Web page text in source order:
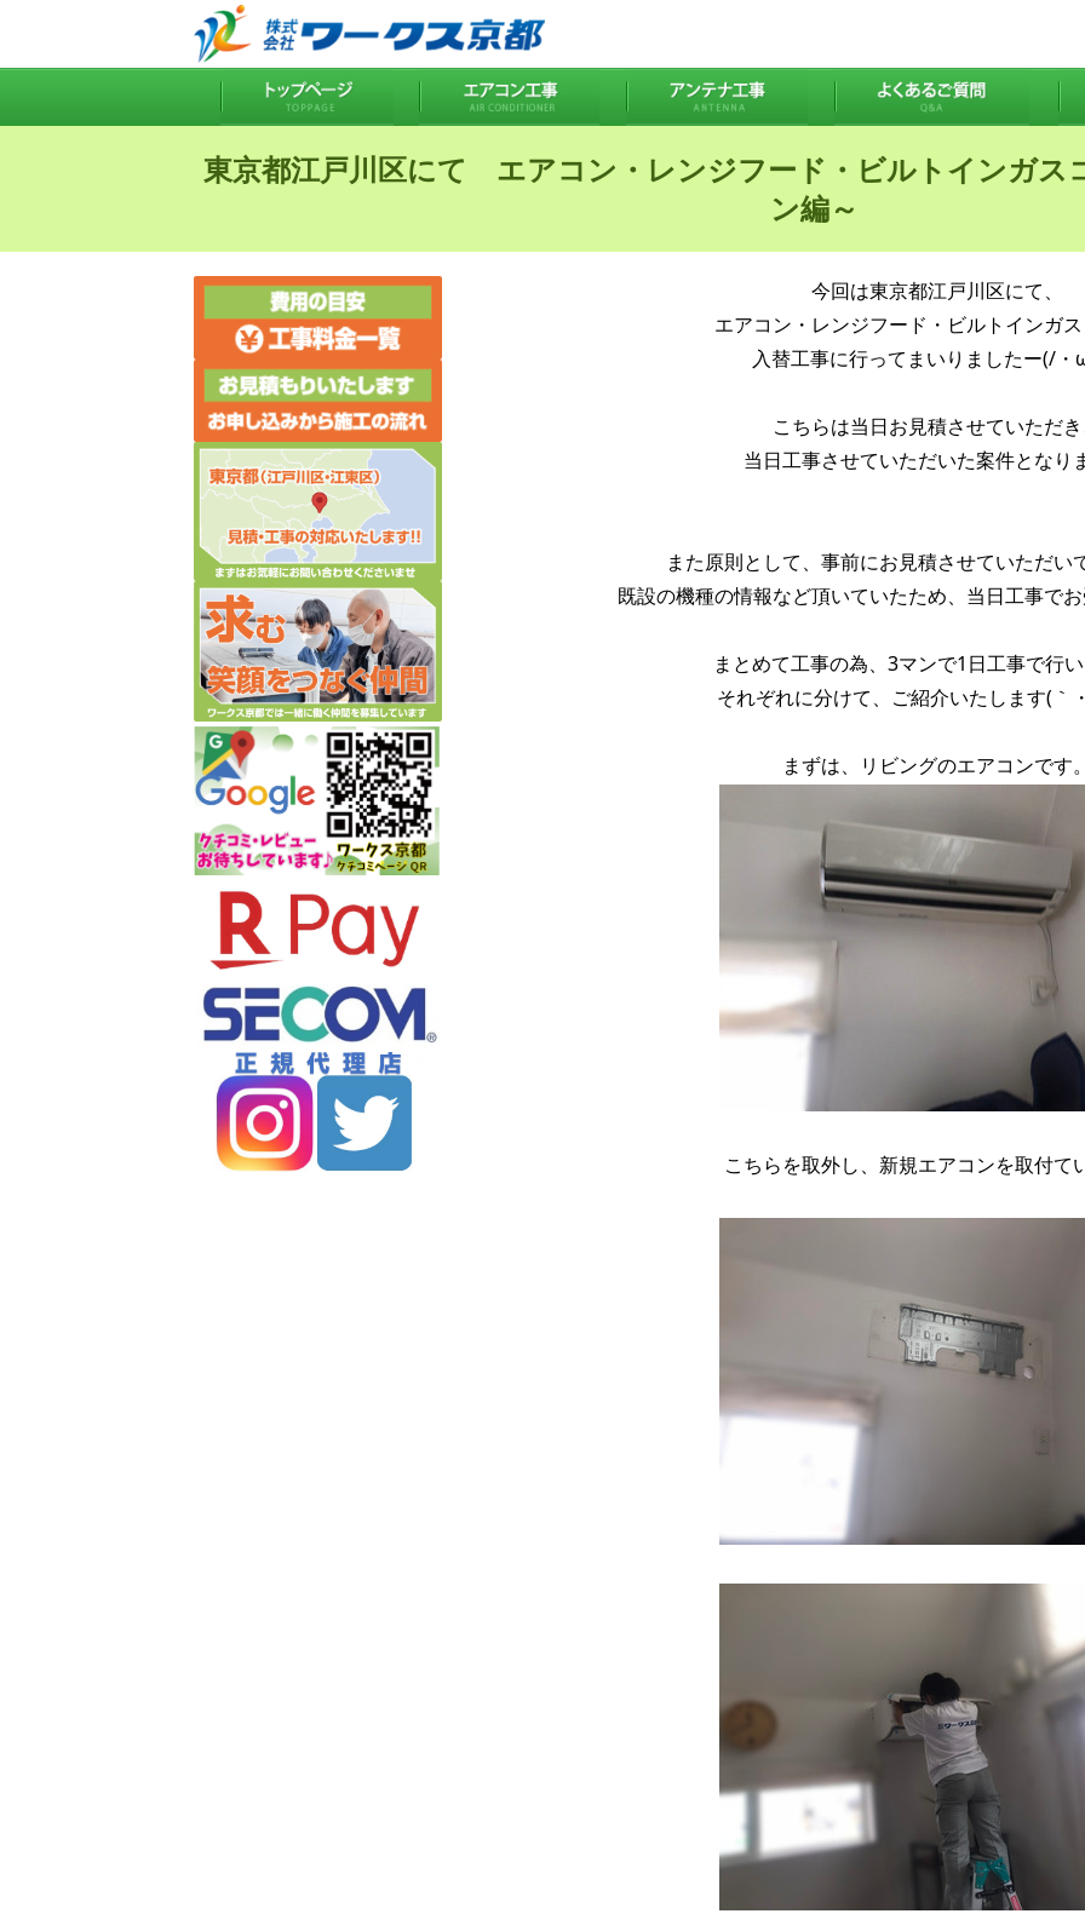
東京都江戸川区にて エアコン・レンジフード・ビルトインガ
ン編～
今回は東京都江戸川区にて、
エアコン・レンジフード・ビルトインガ
入替工事に行ってまいりましたー(/
こちらは当日お見積させていただ
当日工事させていただいた案件となり
また原則として、事前にお見積させていただい
既設の機種の情報など頂いていたため、当日工事で
まとめて工事の為、3マンで1日工事で行
それぞれに分けて、ご紹介いたします(｀
まずは、リビングのエアコンです
こちらを取外し、新規エアコンを取付て